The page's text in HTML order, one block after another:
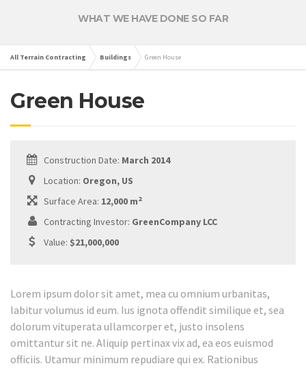
WHAT WE HAVE DONE SO FAR
All Terrain Contracting Buildings Green House
Green House
Construction Date: March 2014
Location: Oregon, US
Surface Area: 12,000 m2
Contracting Investor: GreenCompany LCC
Value: $21,000,000
Lorem ipsum dolor sit amet, mea cu omnium urbanitas,
labitur volumus id eum. Ius ignota offendit similique et, sea
dolorum vituperata ullamcorper et, justo insolens
omittantur sit ne. Aliquip pertinax vix ad, ea eos euismod
officiis. Utamur minimum repudiare qui ex. Rationibus